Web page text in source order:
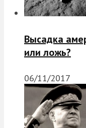
Высадка
или ложь?
06/11/2017